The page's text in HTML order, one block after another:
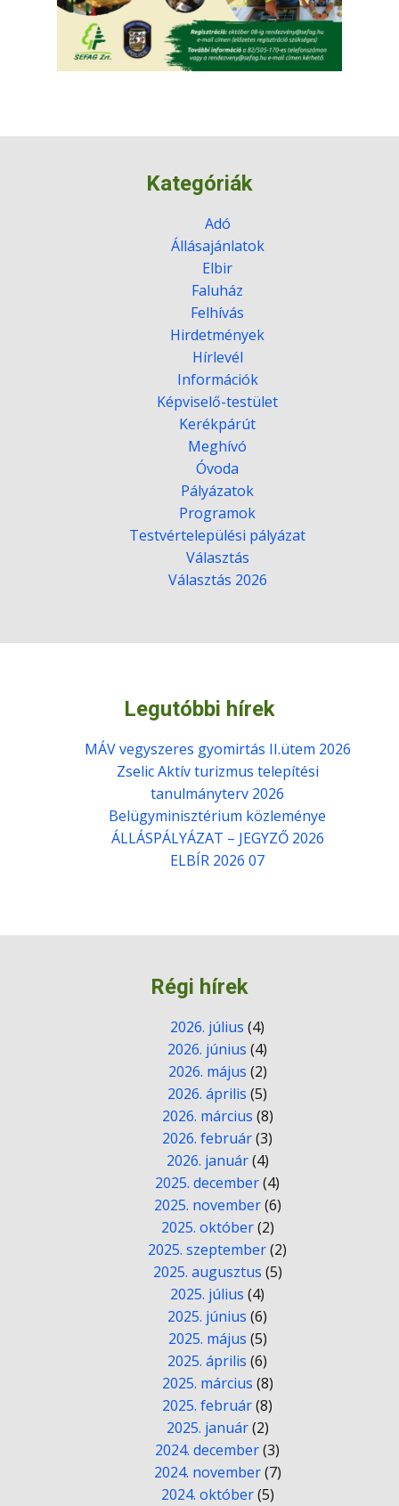
Kategóriák
Adó
Állásajánlatok
Elbir
Faluház
Felhívás
Hirdetmények
Hírlevél
Információk
Képviselő-testület
Kerékpárút
Meghívó
Óvoda
Pályázatok
Programok
Testvértelepülési pályázat
Választás
Választás 2026
Legutóbbi hírek
MÁV vegyszeres gyomirtás II.ütem 2026
Zselic Aktív turizmus telepítési
tanulmányterv 2026
Belügyminisztérium közleménye
ÁLLÁSPÁLYÁZAT – JEGYZŐ 2026
ELBÍR 2026 07
Régi hírek
2026. július (4)
2026. június (4)
2026. május (2)
2026. április (5)
2026. március (8)
2026. február(3)
2026. január(4)
2025. december(4)
2025. november(6)
2025. október(2)
2025. szeptember(2)
2025. augusztus (5)
2025. július (4)
2025. június (6)
2025. május (5)
2025. április (6)
2025. március (8)
2025. február(8)
2025. január(2)
2024. december(3)
2024. november(7)
2024. október(5)